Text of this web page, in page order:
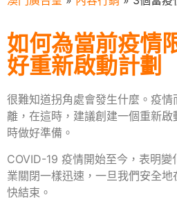
如何為當前疫情
好重新啟動計劃
很難知道拐角處會發生什麼。疫
離，在這時，建議創建一個重新
時做好準備。
COVID-19 疫情開始至今，表明
業關閉一樣迅速，一旦我們安全
快結束。